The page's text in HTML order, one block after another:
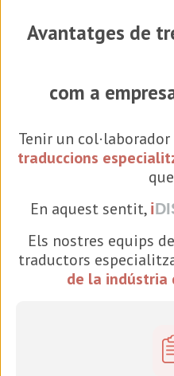
Avantatges de
com a
Tenir un
traduccions
En aquest sentit, i
Els nostres equips
traductors
de la indústria